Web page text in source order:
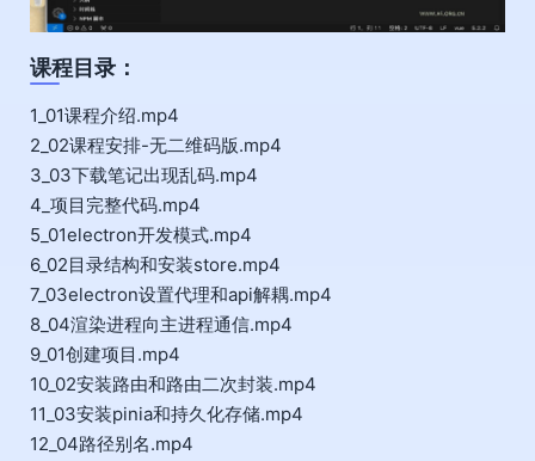
课程目录：
1_01课程介绍.mp4
2_02课程安排-无二维码版.mp4
3_03下载笔记出现乱码.mp4
4_项目完整代码.mp4
5_01electron开发模式.mp4
6_02目录结构和安装store.mp4
7_03electron设置代理和api解耦.mp4
8_04渲染进程向主进程通信.mp4
9_01创建项目.mp4
10_02安装路由和路由二次封装.mp4
11_03安装pinia和持久化存储.mp4
12_04路径别名.mp4